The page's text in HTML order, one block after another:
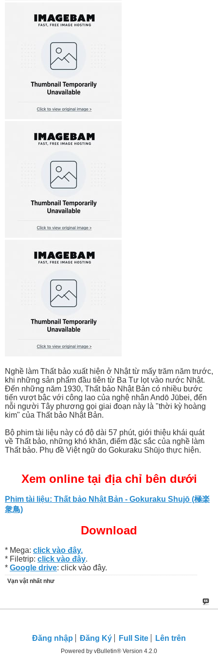
Nghề làm Thất bảo xuất hiện ở Nhật từ mấy trăm năm trước,
khi những sản phẩm đầu tiên từ Ba Tư lọt vào nước Nhật.
Đến những năm 1930, Thất bảo Nhật Bản có nhiều bước
tiến vượt bậc với công lao của nghệ nhân Andō Jūbei, đến
nỗi người Tây phương gọi giai đoạn này là "thời kỳ hoàng
kim" của Thất bảo Nhật Bản.
Bộ phim tài liệu này có độ dài 57 phút, giới thiệu khái quát
về Thất bảo, những khó khăn, điểm đặc sắc của nghề làm
Thất bảo. Phụ đề Việt ngữ do Gokuraku Shūjo thực hiện.
Xem online tại địa chỉ bên dưới
Phim tài liệu: Thất bảo Nhật Bản - Gokuraku Shujō (極楽
衆鳥)
Download
* Mega: click vào đây.
* Filetrip: click vào đây.
* Google drive: click vào đây.
Vạn vật nhất như
Đăng nhập Đăng Ký Full Site Lên trên
Powered by vBulletin® Version 4.2.0